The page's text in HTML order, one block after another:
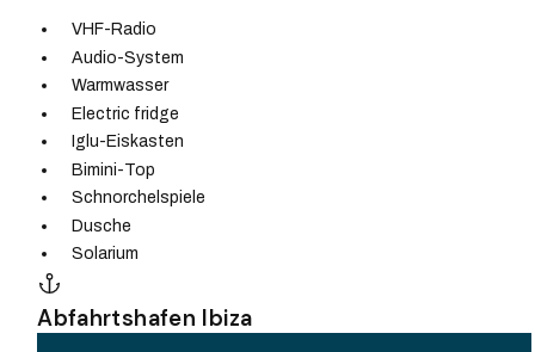
VHF-Radio
Audio-System
Warmwasser
Electric fridge
Iglu-Eiskasten
Bimini-Top
Schnorchelspiele
Dusche
Solarium
Abfahrtshafen Ibiza